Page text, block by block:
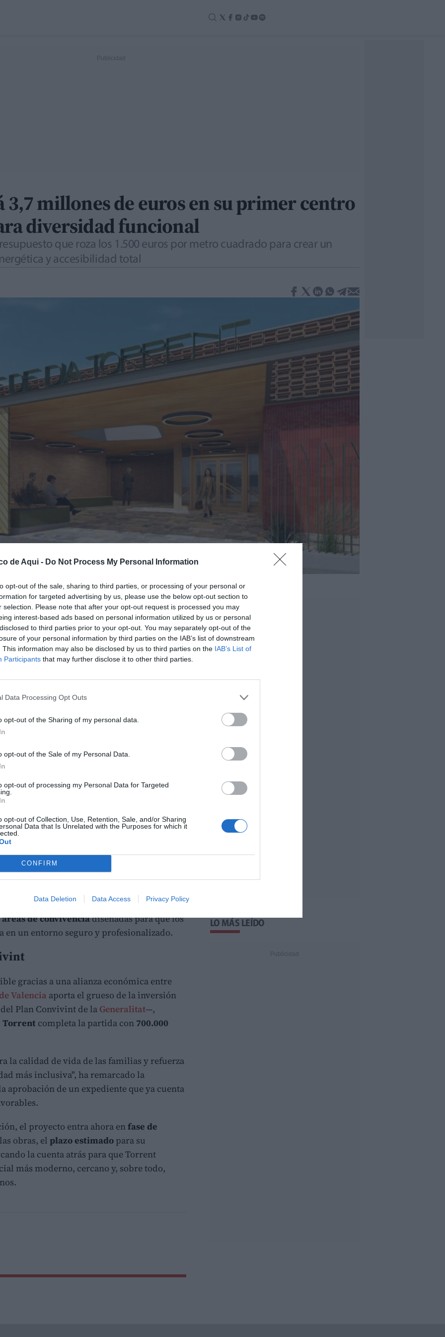
de Aqui - Do Not Process My Personal Information
opt-out of the sale, sharing to third parties, or processing of your personal or
for targeted advertising by us, please use the below opt-out section to
selection. Please note that after your opt-out request is processed you may
interest-based ads based on personal information utilized by us or personal
to third parties prior to your opt-out. You may separately opt-out of the
of your personal information by third parties on the IAB’s list of downstream
This information may also be disclosed by us to third parties on the IAB’s List of
Participants that may further disclose it to other third parties.
Data Processing Opt Outs
opt-out of the Sharing of my personal data.
opt-out of the Sale of my Personal Data.
opt-out of processing my Personal Data for Targeted
opt-out of Collection, Use, Retention, Sale, and/or Sharing
Data that Is Unrelated with the Purposes for which it
CONFIRM
Data Deletion Data Access Privacy Policy
millones de euros en su primer centro
diversidad funcional
que roza los 1.500 euros por metro cuadrado para crear un
y accesibilidad total
EPDA
fuente preferida de Google de forma gratuita.
Torrentestá a punto de transformarse. La
visto bueno al proyecto de ejecución de un
inversión de 3,7 millonesde euros, se
de 2.500 metros cuadrados
en superficie. Por primera vez, la
específico para personas con
el
de las instituciones tradicionales. El
garantizar su sostenibilidad. La
responde a la
de crecimiento, donde la demanda de
es cada vez mayor.
para ofrecer una atención integral que
albergarásalas de rehabilitación ,
áreas de convivenciadiseñadas para que los
en un entorno seguro y profesionalizado.
gracias a una alianza económica entre
Valencia aporta el grueso de la inversión
Plan Convivint de la Generalitat—,
Torrent completa la partida con 700.000
la calidad de vida de las familias y refuerza
más inclusiva", ha remarcado la
aprobación de un expediente que ya cuenta
el proyecto entra ahora enfase de
obras, el plazo estimado para su
la cuenta atrás para que Torrent
más moderno, cercano y, sobre todo,
LO MÁS LEÍDO